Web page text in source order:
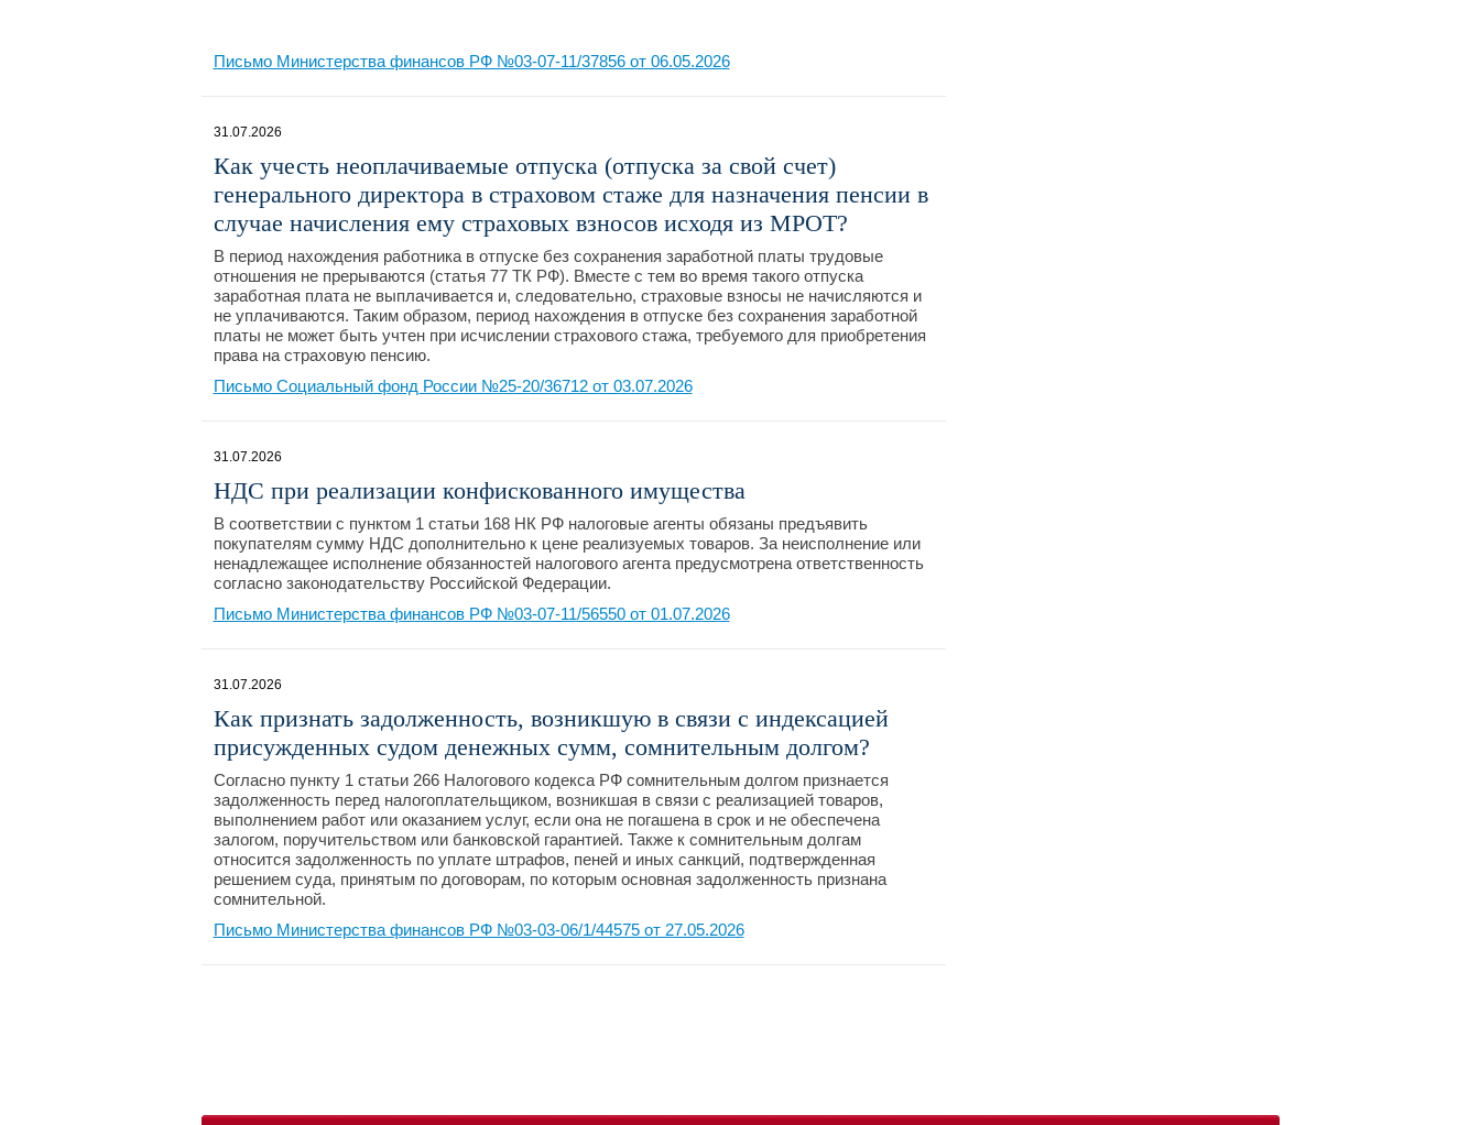
Письмо Министерства финансов РФ №03-07-11/37856 от 06.05.2026
31.07.2026
Как учесть неоплачиваемые отпуска (отпуска за свой счет)
генерального директора в страховом стаже для назначения пенсии в
случае начисления ему страховых взносов исходя из МРОТ?
В период нахождения работника в отпуске без сохранения заработной платы трудовые
отношения не прерываются (статья 77 ТК РФ). Вместе с тем во время такого отпуска
заработная плата не выплачивается и, следовательно, страховые взносы не начисляются и
не уплачиваются. Таким образом, период нахождения в отпуске без сохранения заработной
платы не может быть учтен при исчислении страхового стажа, требуемого для приобретения
права на страховую пенсию.
Письмо Социальный фонд России №25-20/36712 от 03.07.2026
31.07.2026
НДС при реализации конфискованного имущества
В соответствии с пунктом 1 статьи 168 НК РФ налоговые агенты обязаны предъявить
покупателям сумму НДС дополнительно к цене реализуемых товаров. За неисполнение или
ненадлежащее исполнение обязанностей налогового агента предусмотрена ответственность
согласно законодательству Российской Федерации.
Письмо Министерства финансов РФ №03-07-11/56550 от 01.07.2026
31.07.2026
Как признать задолженность, возникшую в связи с индексацией
присужденных судом денежных сумм, сомнительным долгом?
Согласно пункту 1 статьи 266 Налогового кодекса РФ сомнительным долгом признается
задолженность перед налогоплательщиком, возникшая в связи с реализацией товаров,
выполнением работ или оказанием услуг, если она не погашена в срок и не обеспечена
залогом, поручительством или банковской гарантией. Также к сомнительным долгам
относится задолженность по уплате штрафов, пеней и иных санкций, подтвержденная
решением суда, принятым по договорам, по которым основная задолженность признана
сомнительной.
Письмо Министерства финансов РФ №03-03-06/1/44575 от 27.05.2026